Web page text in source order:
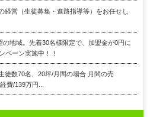
経営（生徒募集・進路指導等）をお任せし
の地域。先着30名様限定で、加盟金が0円に
ペーン実施中！！
徒数70名、20坪/月間の場合 月間の売
費/139万円...